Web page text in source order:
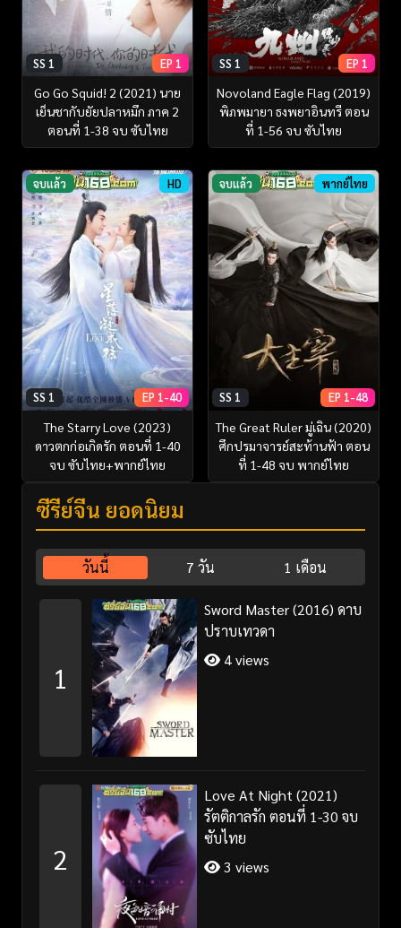
SS 1 EP 1
Go Go Squid! 2 (2021) นาย
เย็นชากับยัยปลาหมึก ภาค 2
ตอนที่ 1-38 จบ ซับไทย
SS 1 EP 1
Novoland Eagle Flag (2019)
พิภพมายา ธงพยาอินทรี ตอน
ที่ 1-56 จบ ซับไทย
จบแล้ว HD
SS 1 EP 1-40
The Starry Love (2023)
ดาวตกก่อเกิดรัก ตอนที่ 1-40
จบ ซับไทย+พากย์ไทย
จบแล้ว พากย์ไทย
SS 1 EP 1-48
The Great Ruler มู่เฉิน (2020)
ศึกปรมาจารย์สะท้านฟ้า ตอน
ที่ 1-48 จบ พากย์ไทย
ซีรี่ย์จีน ยอดนิยม
วันนี้ 7 วัน 1 เดือน
1
Sword Master (2016) ดาบ
ปราบเทวดา
4 views
2
Love At Night (2021)
รัตติกาลรัก ตอนที่ 1-30 จบ
ซับไทย
3 views